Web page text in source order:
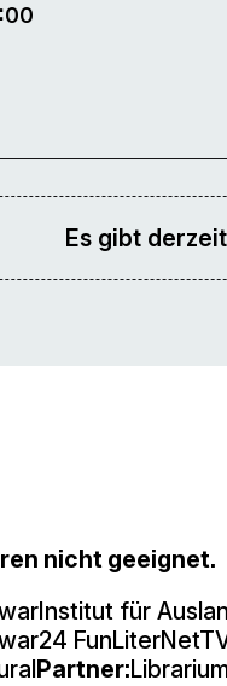
Es gibt
nicht geeignet.
für
Partner: